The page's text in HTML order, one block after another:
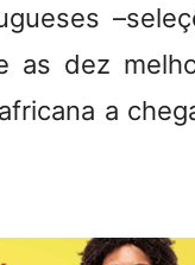
as dez
a